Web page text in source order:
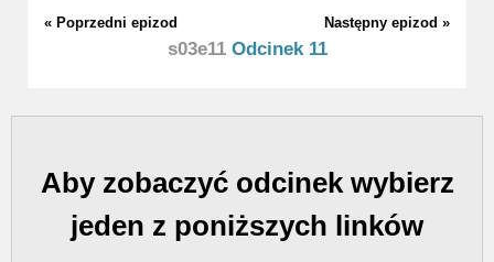
« Poprzedni epizod Następny epizod »
s03e11Odcinek 11
Aby zobaczyć odcinek wybierz
jeden z poniższych linków